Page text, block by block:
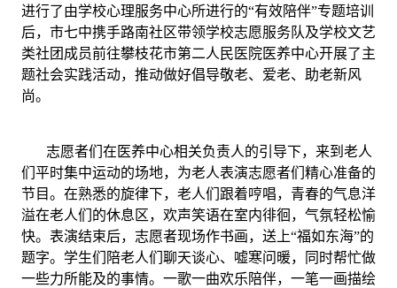
进行了由学校心理服务中心所进行的“有效陪伴”专题培训
后，市七中携手路南社区带领学校志愿服务队及学校文艺
类社团成员前往攀枝花市第二人民医院医养中心开展了主
题社会实践活动，推动做好倡导敬老、爱老、助老新风
尚。
志愿者们在医养中心相关负责人的引导下，来到老人
们平时集中运动的场地，为老人表演志愿者们精心准备的
节目。在熟悉的旋律下，老人们跟着哼唱，青春的气息洋
溢在老人们的休息区，欢声笑语在室内徘徊，气氛轻松愉
快。表演结束后，志愿者现场作书画，送上“福如东海”的
题字。学生们陪老人们聊天谈心、嘘寒问暖，同时帮忙做
一些力所能及的事情。一歌一曲欢乐陪伴，一笔一画描绘